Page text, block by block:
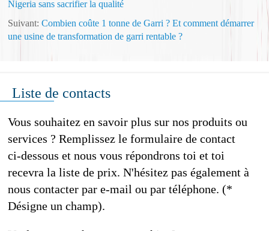
Nigeria sans sacrifier la qualité
Suivant:Combien coûte 1 tonne de Garri ? Et comment démarrer
une usine de transformation de garri rentable ?
Liste de contacts
Vous souhaitez en savoir plus sur nos produits ou
services ? Remplissez le formulaire de contact
ci-dessous et nous vous répondrons toi et toi
recevra la liste de prix. N'hésitez pas également à
nous contacter par e-mail ou par téléphone. (*
Désigne un champ).